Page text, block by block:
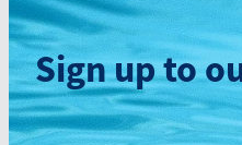
Sign up to